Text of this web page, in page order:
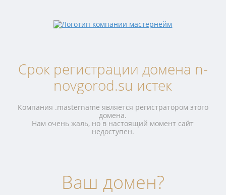
Срок регистрации домена n-
novgorod.su истек
Компания .mastername является регистратором этого
домена.
Нам очень жаль, но в настоящий момент сайт
недоступен.
Ваш домен?